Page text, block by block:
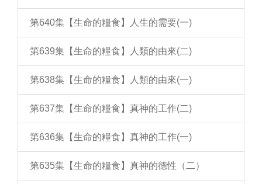
第640集【生命的糧食】人生的需要(一)
第639集【生命的糧食】人類的由來(二)
第638集【生命的糧食】人類的由來(一)
第637集【生命的糧食】真神的工作(二)
第636集【生命的糧食】真神的工作(一)
第635集【生命的糧食】真神的德性（二）